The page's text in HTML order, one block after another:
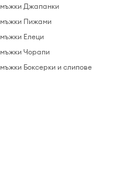
мъжки Джапанки
мъжки Пижами
мъжки Елеци
мъжки Чорапи
мъжки Боксерки и слипове